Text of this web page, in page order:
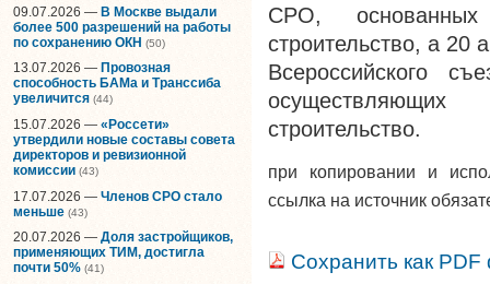
09.07.2026 — В Москве выдали
более 500 разрешений на работы
по сохранению ОКН (50)
13.07.2026 — Провозная
способность БАМа и Транссиба
увеличится (44)
15.07.2026 — «Россети»
утвердили новые составы совета
директоров и ревизионной
комиссии (43)
17.07.2026 — Членов СРО стало
меньше (43)
20.07.2026 — Доля застройщиков,
применяющих ТИМ, достигла
почти 50% (41)
СРО,
строительство, а 20
Всероссийского
осуществляющих
строительство.
при копировании и
ссылка на источник
Сохранить как